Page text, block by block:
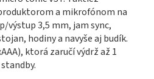
a mikrofónom na
výstup 3,5 mm, jam sync,
hodiny a navyše aj budík.
ktorá zaručí výdrž až 1